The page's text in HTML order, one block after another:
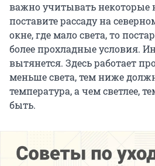
важно учитывать
поставите рассаду на
окне, где мало света, то
более прохладные условия.
вытянется. Здесь работает
меньше света, тем ниже
температура, а чем светлее,
быть.